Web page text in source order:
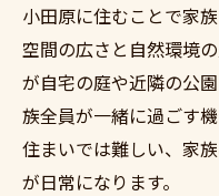
小田原移住で広
狭い東京に住
もうで叶う安
狭い東京に住
もうで防犯や
小田原に住むことで家
空間の広さと自然環境
が自宅の庭や近隣の公
族全員が一緒に過ごす
住まいでは難しい、家
が日常になります。